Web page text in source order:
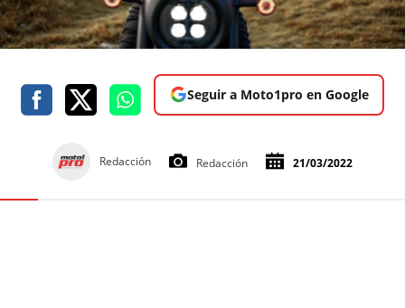
Seguir a Moto1pro en Google
Redacción Redacción 21/03/2022